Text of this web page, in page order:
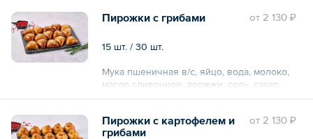
репчатый, соль, специи.
oт 2 130 ₽
Пирожки с грибами
15 шт. / 30 шт.
Мука пшеничная в/с, яйцо, вода, молоко,
масло сливочное, дрожжи, соль, сахар,
шампиньоны, лук репчатый, соль, специи.
oт 2 130 ₽
Пирожки с картофелем и
грибами